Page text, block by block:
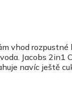
vhod rozpustné
Jacobs 2in1
navíc ještě